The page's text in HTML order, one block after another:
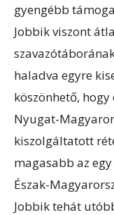
gyengébb
Jobbik viszont
haladva egyre
köszönhető,
Nyugat-
kiszolgáltatott
magasabb az
Észak-
Jobbik tehát